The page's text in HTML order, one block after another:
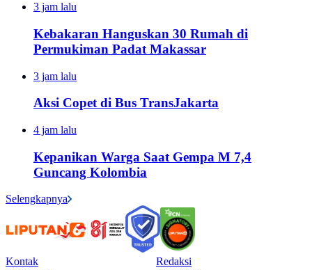
3 jam lalu
Kebakaran Hanguskan 30 Rumah di
Permukiman Padat Makassar
3 jam lalu
Aksi Copet di Bus TransJakarta
4 jam lalu
Kepanikan Warga Saat Gempa M 7,4
Guncang Kolombia
Selengkapnya
Kontak
Redaksi